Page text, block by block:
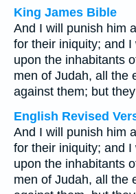
King James Bible
And I will punish him
for their iniquity; and
upon the inhabitants
men of Judah, all the
against them; but
English Revised
And I will punish him
for their iniquity; and
upon the inhabitants
men of Judah, all the